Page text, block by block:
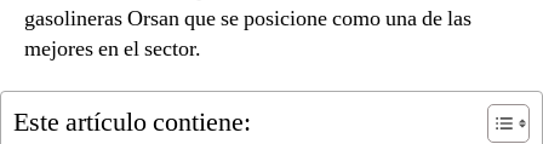
gasolineras Orsan que se posicione como una de las
mejores en el sector.
Este artículo contiene: